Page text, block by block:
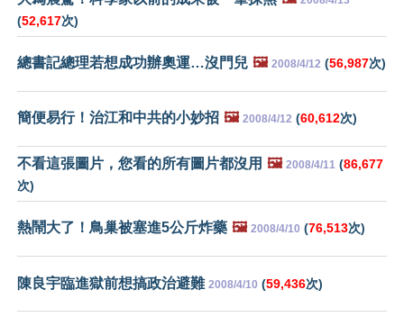
(52,617次)
總書記總理若想成功辦奧運…沒門兒 🖼️ 2008/4/12 (56,987次)
簡便易行！治江和中共的小妙招 🖼️ 2008/4/12 (60,612次)
不看這張圖片，您看的所有圖片都沒用 🖼️ 2008/4/11 (86,677
次)
熱鬧大了！鳥巢被塞進5公斤炸藥 🖼️ 2008/4/10 (76,513次)
陳良宇臨進獄前想搞政治避難 2008/4/10 (59,436次)